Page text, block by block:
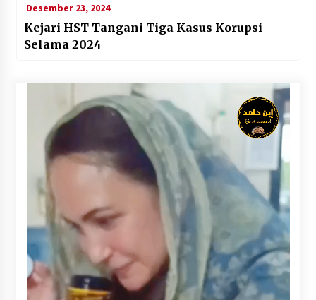
Desember 23, 2024
Kejari HST Tangani Tiga Kasus Korupsi
Selama 2024